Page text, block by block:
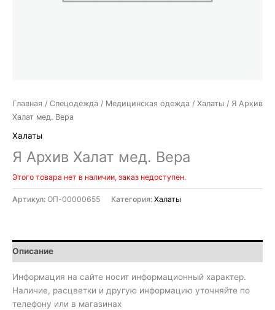
Главная / Спецодежда / Медицинская одежда / Халаты / Я Архив
Халат мед. Вера
Халаты
Я Архив Халат мед. Вера
Этого товара нет в наличии, заказ недоступен.
Артикул: ОП-00000655 Категория: Халаты
Описание
Информация на сайте носит информационный характер.
Наличие, расцветки и другую информацию уточняйте по
телефону или в магазинах